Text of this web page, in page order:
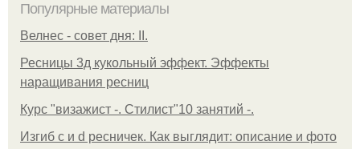
Популярные материалы
Велнес - совет дня: II.
Ресницы 3д кукольный эффект. Эффекты
наращивания ресниц
Курс "визажист -. Стилист"10 занятий -.
Изгиб c и d ресничек. Как выглядит: описание и фото